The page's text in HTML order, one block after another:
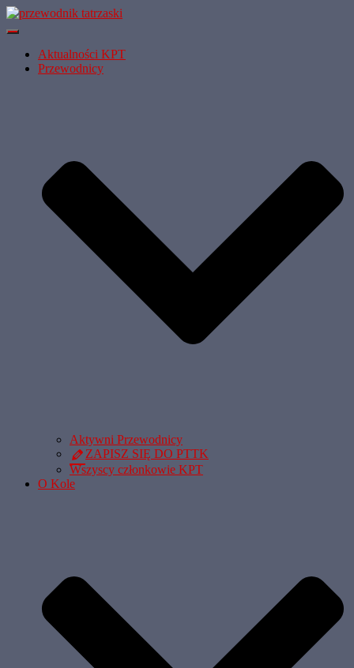
Przełącz
NawigacjęAktualności KPT
Przewodnicy
Aktywni Przewodnicy
ZAPISZ SIĘ DO PTTK
Wszyscy członkowie KPT
O Kole